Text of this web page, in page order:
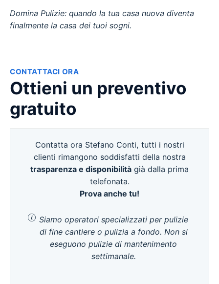
Domina Pulizie: quando la tua casa nuova diventa
finalmente la casa dei tuoi sogni.
CONTATTACI ORA
Ottieni un preventivo
gratuito
Contatta ora Stefano Conti, tutti i nostri
clienti rimangono soddisfatti della nostra
trasparenza e disponibilità già dalla prima
telefonata.
Prova anche tu!
Siamo operatori specializzati per pulizie
di fine cantiere o pulizia a fondo. Non si
eseguono pulizie di mantenimento
settimanale.